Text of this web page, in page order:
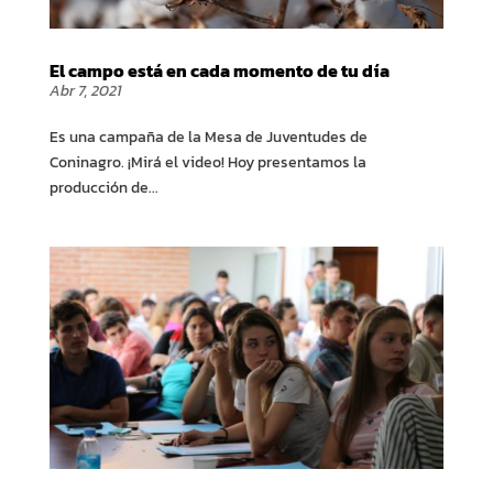
El campo está en cada momento de tu día
Abr 7, 2021
Es una campaña de la Mesa de Juventudes de
Coninagro. ¡Mirá el video! Hoy presentamos la
producción de...